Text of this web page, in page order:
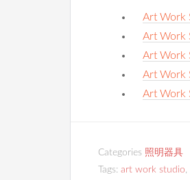
Art Work
Art Work
Art Work
Art Work
Art Work
Categories 照明器具
Tags: art work studio,